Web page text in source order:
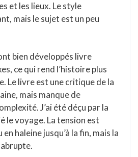
et les lieux. Le style
mais le sujet est un peu
bien développés livre
ce qui rend l’histoire plus
Le livre est une critique de la
mais manque de
J’ai été déçu par la
le voyage. La tension est
en haleine jusqu’à la fin, mais la